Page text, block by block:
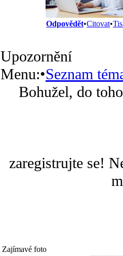
Odpovědět•Citovat•
Upozornění
Menu:•Seznam
Bohužel, do
zaregistrujte se!
Zajímavé foto